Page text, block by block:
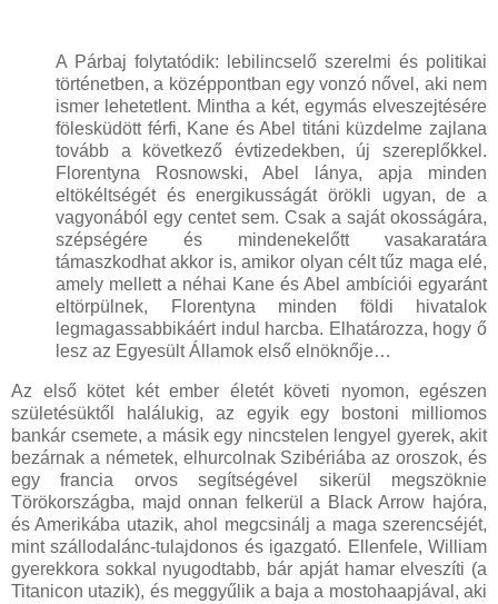
A Párbaj folytatódik: lebilincselő szerelmi és politikai
történetben, a középpontban egy vonzó nővel, aki nem
ismer lehetetlent. Mintha a két, egymás elveszejtésére
fölesküdött férfi, Kane és Abel titáni küzdelme zajlana
tovább a következő évtizedekben, új szereplőkkel.
Florentyna Rosnowski, Abel lánya, apja minden
eltökéltségét és energikusságát örökli ugyan, de a
vagyonából egy centet sem. Csak a saját okosságára,
szépségére és mindenekelőtt vasakaratára
támaszkodhat akkor is, amikor olyan célt tűz maga elé,
amely mellett a néhai Kane és Abel ambíciói egyaránt
eltörpülnek, Florentyna minden földi hivatalok
legmagassabbikáért indul harcba. Elhatározza, hogy ő
lesz az Egyesült Államok első elnöknője…
Az első kötet két ember életét követi nyomon, egészen
születésüktől halálukig, az egyik egy bostoni milliomos
bankár csemete, a másik egy nincstelen lengyel gyerek, akit
bezárnak a németek, elhurcolnak Szibériába az oroszok, és
egy francia orvos segítségével sikerül megszöknie
Törökországba, majd onnan felkerül a Black Arrow hajóra,
és Amerikába utazik, ahol megcsinálj a maga szerencséjét,
mint szállodalánc-tulajdonos és igazgató. Ellenfele, William
gyerekkora sokkal nyugodtabb, bár apját hamar elveszíti (a
Titanicon utazik), és meggyűlik a baja a mostohaapjával, aki